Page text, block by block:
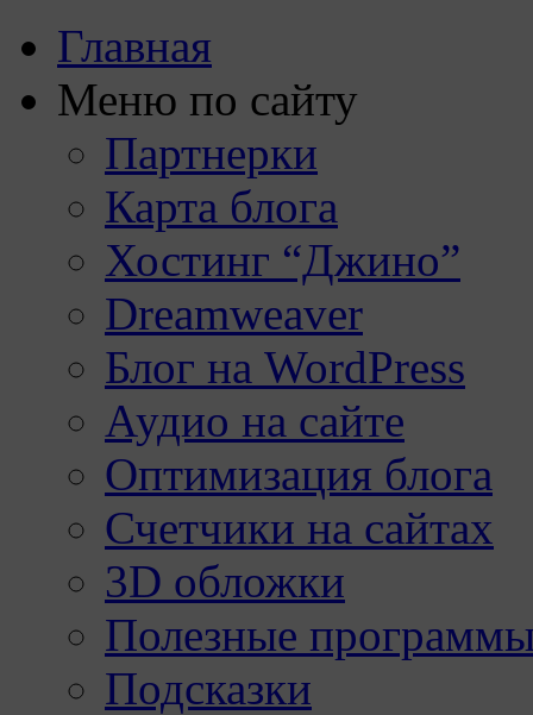
Главная
Меню по сайту
Партнерки
Карта блога
Хостинг “Джино”
Dreamweaver
Блог на WordPress
Аудио на сайте
Оптимизация блога
Счетчики на сайтах
3D обложки
Полезные
Подсказки